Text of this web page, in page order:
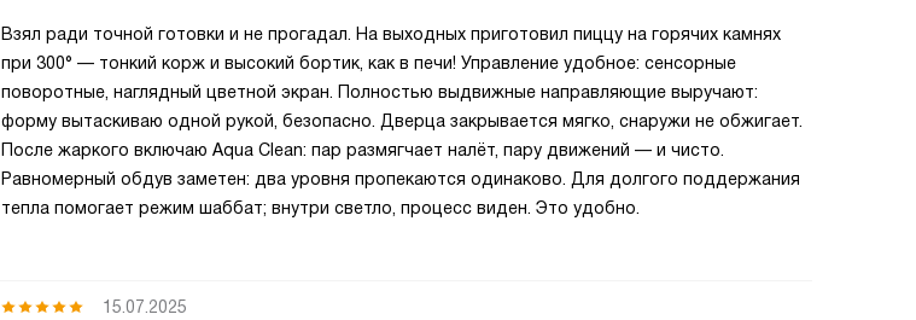
Взял ради точной готовки и не прогадал. На выходных приготовил пиццу на горячих камнях
при 300° — тонкий корж и высокий бортик, как в печи! Управление удобное: сенсорные
поворотные, наглядный цветной экран. Полностью выдвижные направляющие выручают:
форму вытаскиваю одной рукой, безопасно. Дверца закрывается мягко, снаружи не обжигает.
После жаркого включаю Aqua Clean: пар размягчает налёт, пару движений — и чисто.
Равномерный обдув заметен: два уровня пропекаются одинаково. Для долгого поддержания
тепла помогает режим шаббат; внутри светло, процесс виден. Это удобно.
15.07.2025